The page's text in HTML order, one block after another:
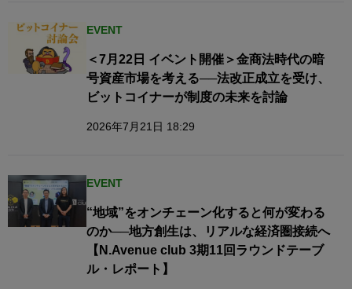
EVENT
＜7月22日 イベント開催＞金商法時代の暗
号資産市場を考える──法改正成立を受け、
ビットコイナーが制度の未来を討論
2026年7月21日 18:29
EVENT
“地域”をオンチェーン化すると何が変わる
のか──地方創生は、リアルな経済圏接続へ​
【N.Avenue club 3期11回ラウンドテーブ
ル・レポート】